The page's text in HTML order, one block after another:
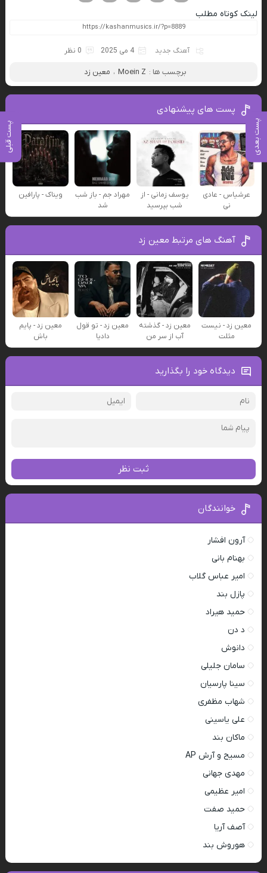
پست بعدی پست قبلی
لینک کوتاه مطلب
آهنگ جدید 4 می 2025 0 نظر
برچسب ها : Moein Z ، معین زد
پست های پیشنهادی
عرشیاس - عادی
نی
یوسف زمانی - از
شب بپرسید
مهراد جم - باز شب
شد
ویناک - پارافین
آهنگ های مرتبط معین زد
معین زد - نیست
مثلت
معین زد - گذشته
آب از سر من
معین زد - تو قول
دادیا
معین زد - پایم
باش
دیدگاه خود را بگذارید
ثبت نظر
خوانندگان
آرون افشار
بهنام بانی
امیر عباس گلاب
پازل بند
حمید هیراد
د دن
دانوش
سامان جلیلی
سینا پارسیان
شهاب مظفری
علی یاسینی
ماکان بند
مسیح و آرش AP
مهدی جهانی
امیر عظیمی
حمید صفت
آصف آریا
هوروش بند